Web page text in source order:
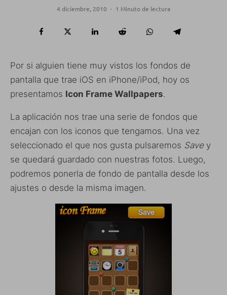
4 diciembre, 2010 · 1 Minuto de lectura
Por si alguien tiene muy vistos los fondos de
pantalla que trae iOS en iPhone/iPod, hoy os
presentamos Icon Frame Wallpapers.
La aplicación nos trae una serie de fondos que
encajan con los iconos que tengamos. Una vez
seleccionado el que nos gusta pulsaremos Savey
se quedará guardado con nuestras fotos. Luego,
podremos ponerla de fondo de pantalla desde los
ajustes o desde la misma imagen.